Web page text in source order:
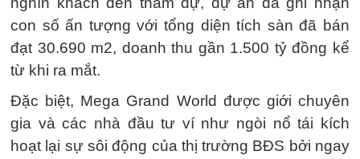
con số ấn tượng với tổng diện tích sàn đã bán
đạt 30.690 m2, doanh thu gần 1.500 tỷ đồng kể
từ khi ra mắt.
Đặc biệt, Mega Grand World được giới chuyên
gia và các nhà đầu tư ví như ngòi nổ tái kích
hoạt lại sự sôi động của thị trường BĐS bởi ngay